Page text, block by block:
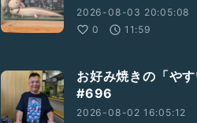
2026-08-03 20:05:08
0
11:59
お好み焼きの「や
#696
2026-08-02 16:05:12